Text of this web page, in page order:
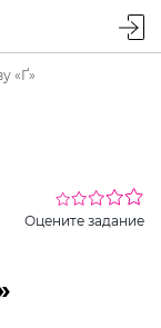
«Ґ»
Оцените задание